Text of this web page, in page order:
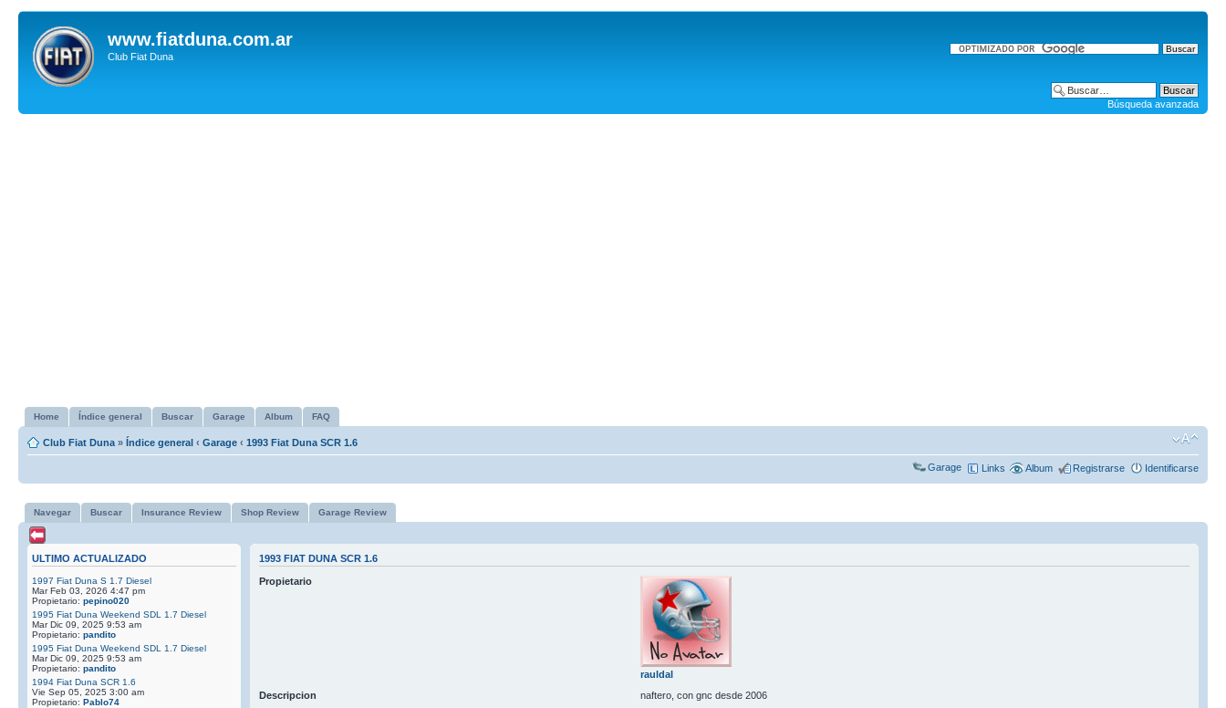
www.fiatduna.com.ar
Club Fiat Duna
Búsqueda avanzada
Home Índice general Buscar Garage Album FAQ
Club Fiat Duna » Índice general ‹ Garage ‹ 1993 Fiat Duna SCR 1.6
Garage Links Album Registrarse Identificarse
Navegar Buscar Insurance Review Shop Review Garage Review
ULTIMO ACTUALIZADO
1997 Fiat Duna S 1.7 Diesel
Mar Feb 03, 2026 4:47 pm
Propietario: pepino020
1995 Fiat Duna Weekend SDL 1.7 Diesel
Mar Dic 09, 2025 9:53 am
Propietario: pandito
1995 Fiat Duna Weekend SDL 1.7 Diesel
Mar Dic 09, 2025 9:53 am
Propietario: pandito
1994 Fiat Duna SCR 1.6
Vie Sep 05, 2025 3:00 am
Propietario: Pablo74
1993 FIAT DUNA SCR 1.6
Propietario
rauldal
Descripcion
naftero, con gnc desde 2006